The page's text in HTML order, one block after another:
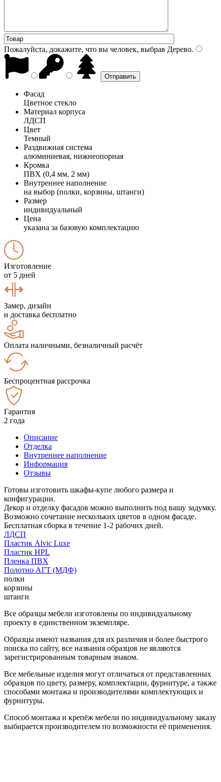
Пожалуйста, докажите, что вы человек, выбрав Дерево.
Фасад
Цветное стекло
Материал корпуса
ЛДСП
Цвет
Темный
Раздвижная система
алюминиевая, нижнеопорная
Кромка
ПВХ (0,4 мм, 2 мм)
Внутреннее наполнение
на выбор (полки, корзины, штанги)
Размер
индивидуальный
Цена
указана за базовую комплектацию
Изготовление
от 5 дней
Замер, дизайн
и доставка бесплатно
Оплата наличными, безналичный расчёт
Беспроцентная рассрочка
Гарантия
2 года
Описание
Отделка
Внутреннее наполнение
Информация
Отзывы
Готовы изготовить шкафы-купе любого размера и
конфигурации.
Декор и отделку фасадов можно выполнить под вашу задумку.
Возможно сочетание нескольких цветов в одном фасаде.
Бесплатная сборка в течение 1-2 рабочих дней.
ЛДСП
Пластик Alvic Luxe
Пластик HPL
Пленка ПВХ
Полотно АГТ (МДФ)
полки
корзины
штанги
Все образцы мебели изготовлены по индивидуальному
проекту в единственном экземпляре.
Образцы имеют названия для их различия и более быстрого
поиска по сайту, все названия образцов не являются
зарегистрированным товарным знаком.
Все мебельные изделия могут отличаться от представленных
образцов по цвету, размеру, комплектации, фурнитуре, а также
способами монтажа и производителями комплектующих и
фурнитуры.
Способ монтажа и крепёж мебели по индивидуальному заказу
выбирается производителем по возможности её применения.